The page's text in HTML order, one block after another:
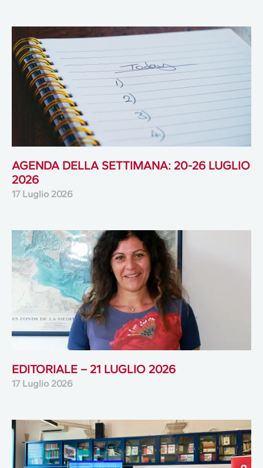
AGENDA DELLA SETTIMANA: 20-26 LUGLIO
2026
17 Luglio 2026
EDITORIALE – 21 LUGLIO 2026
17 Luglio 2026